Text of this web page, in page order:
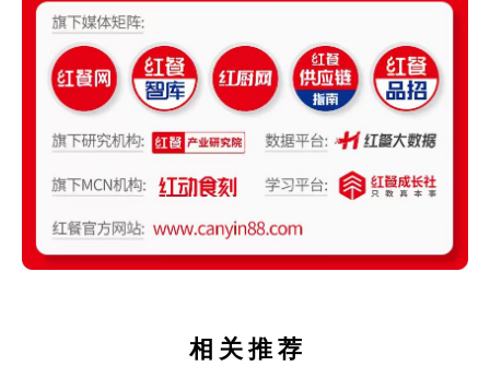
相关推荐